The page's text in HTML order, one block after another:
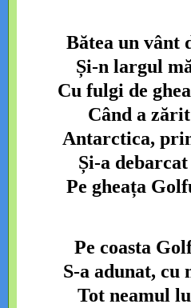
Bătea un vânt
Și-n largul
Cu fulgi de
Când a
Antarctica,
Și-a
Pe gheața
Pe coasta
S-a adunat, cu
Tot neamul